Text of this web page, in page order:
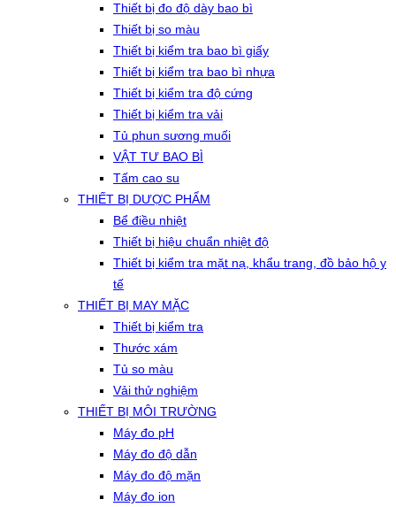
Thiết bị đo độ dày bao bì
Thiết bị so màu
Thiết bị kiểm tra bao bì giấy
Thiết bị kiểm tra bao bì nhựa
Thiết bị kiểm tra độ cứng
Thiết bị kiểm tra vải
Tủ phun sương muối
VẬT TƯ BAO BÌ
Tấm cao su
THIẾT BỊ DƯỢC PHẨM
Bể điều nhiệt
Thiết bị hiệu chuẩn nhiệt độ
Thiết bị kiểm tra mặt nạ, khẩu trang, đồ bảo hộ y
tế
THIẾT BỊ MAY MẶC
Thiết bị kiểm tra
Thước xám
Tủ so màu
Vải thử nghiệm
THIẾT BỊ MÔI TRƯỜNG
Máy đo pH
Máy đo độ dẫn
Máy đo độ mặn
Máy đo ion